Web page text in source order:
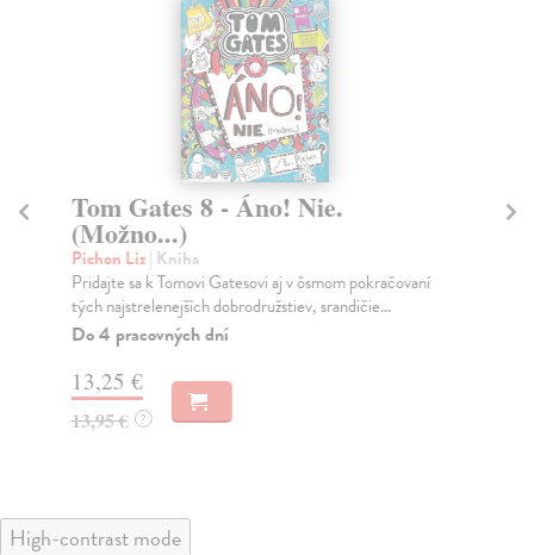
Tom Gates 8 - Áno! Nie.
(Možno...)
Pichon Liz| Kniha
Pridajte sa k Tomovi Gatesovi aj v ôsmom pokračovaní
tých najstrelenejších dobrodružstiev, srandičie...
Do 4 pracovných dní
13,25 €
13,95 € ?
High-contrast mode